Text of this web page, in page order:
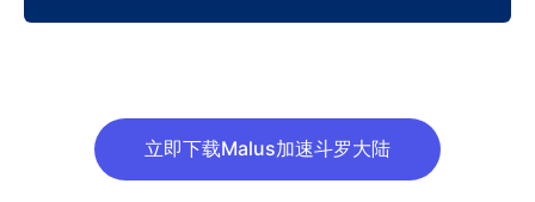
立即下载Malus加速斗罗大陆